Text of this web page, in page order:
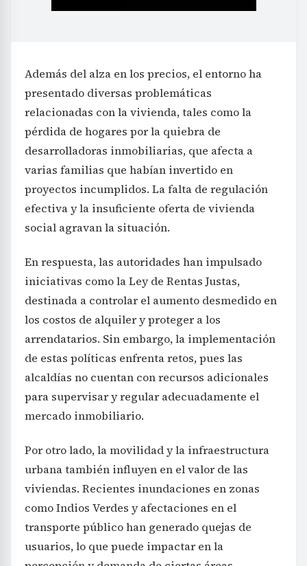
Además del alza en los precios, el entorno ha
presentado diversas problemáticas
relacionadas con la vivienda, tales como la
pérdida de hogares por la quiebra de
desarrolladoras inmobiliarias, que afecta a
varias familias que habían invertido en
proyectos incumplidos. La falta de regulación
efectiva y la insuficiente oferta de vivienda
social agravan la situación.
En respuesta, las autoridades han impulsado
iniciativas como la Ley de Rentas Justas,
destinada a controlar el aumento desmedido en
los costos de alquiler y proteger a los
arrendatarios. Sin embargo, la implementación
de estas políticas enfrenta retos, pues las
alcaldías no cuentan con recursos adicionales
para supervisar y regular adecuadamente el
mercado inmobiliario.
Por otro lado, la movilidad y la infraestructura
urbana también influyen en el valor de las
viviendas. Recientes inundaciones en zonas
como Indios Verdes y afectaciones en el
transporte público han generado quejas de
usuarios, lo que puede impactar en la